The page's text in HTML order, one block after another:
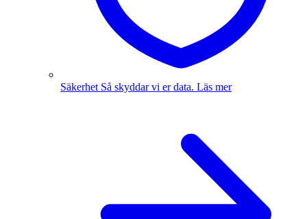
Säkerhet Så skyddar vi er data. Läs mer